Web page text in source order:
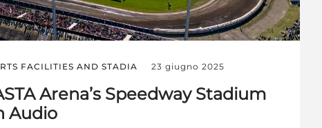
FACILITIES AND STADIA 23 giugno 2025
Arena’s Speedway Stadium
Audio